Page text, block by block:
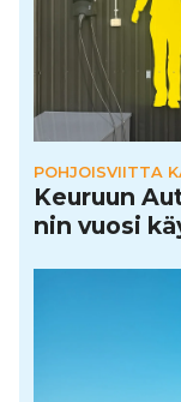
POHJOISVIITTA
Keuruun
nin vuosi